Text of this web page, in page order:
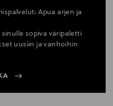
Apua arjen ja
sopiva väripaletti
uusiin ja vanhoihin